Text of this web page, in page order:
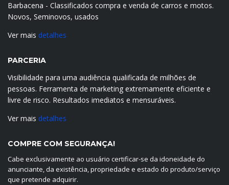
Barbacena - Classificados compra e venda de carros e motos.
Novos, Seminovos, usados
Ver mais detalhes
PARCERIA
Visibilidade para uma audiência qualificada de milhões de
pessoas. Ferramenta de marketing extremamente eficiente e
livre de risco. Resultados imediatos e mensuráveis.
Ver mais detalhes
COMPRE COM SEGURANÇA!
Cabe exclusivamente ao usuário certificar-se da idoneidade do
anunciante, da existência, propriedade e estado do produto/serviço
que pretende adquirir.